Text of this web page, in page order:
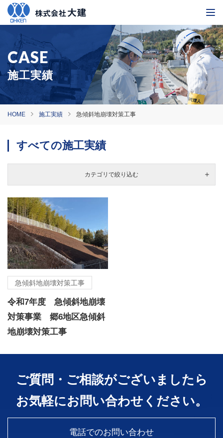
施工実績
HOME 施工実績 急傾斜地崩壊対策工事
すべての施工実績
カテゴリで絞り込む
急傾斜地崩壊対策工事
令和7年度 急傾斜地崩壊
対策事業 郷6地区急傾斜
地崩壊対策工事
ご質問・ご相談がございましたら
お気軽にお問い合わせください。
電話でのお問い合わせ